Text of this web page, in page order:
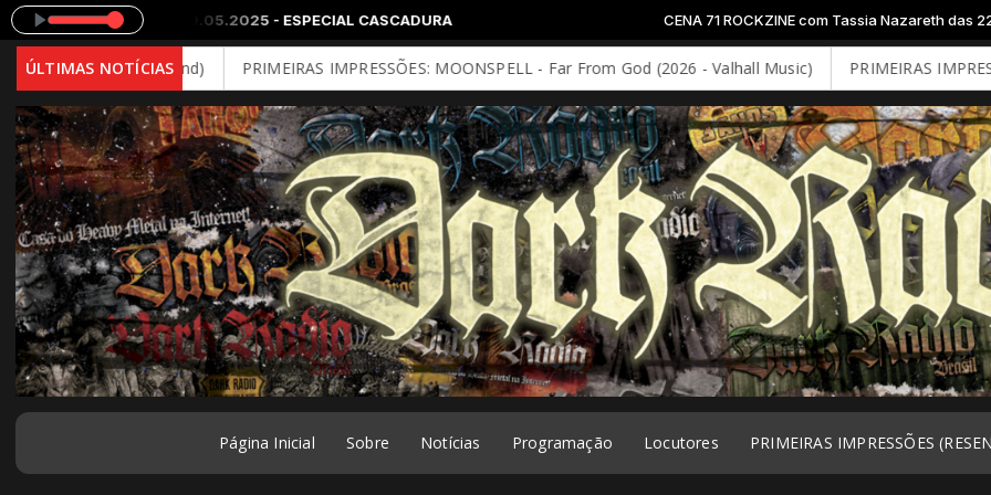
- 29.05.2025 - ESPECIAL CASCADURA CENA 71 ROCKZINE com Tassia Nazareth das 22:00 às 23:59 -
ÚLTIMAS NOTÍCIAS
- Brutal Mind) PRIMEIRAS IMPRESSÕES: MOONSPELL - Far From God (2026 - Valhall Music) PRIMEIRAS IMPRESSÕES:
Página Inicial Sobre Notícias Programação Locutores PRIMEIRAS IMPRESSÕES